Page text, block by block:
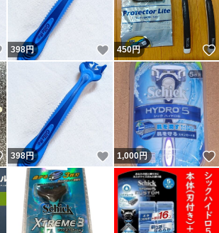
いいね！
398円 いいね！
450円
いいね！
398円 いいね！
1,000円